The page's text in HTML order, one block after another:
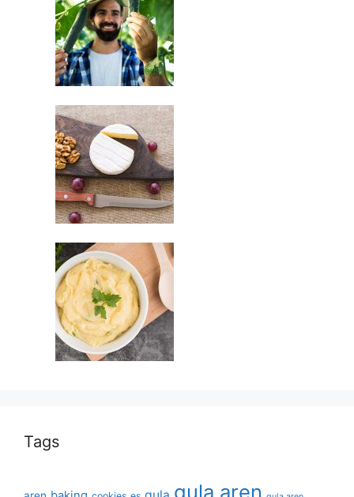
Tags
gula aren